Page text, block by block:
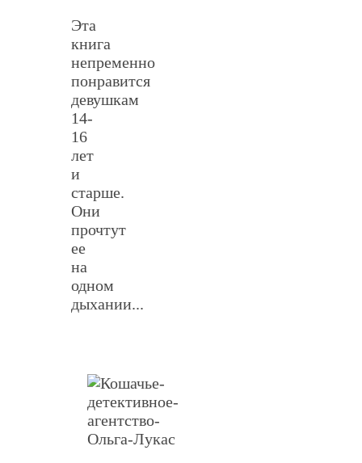
Эта
книга
непременно
понравится
девушкам
14-
16
лет
и
старше.
Они
прочтут
ее
на
одном
дыхании...